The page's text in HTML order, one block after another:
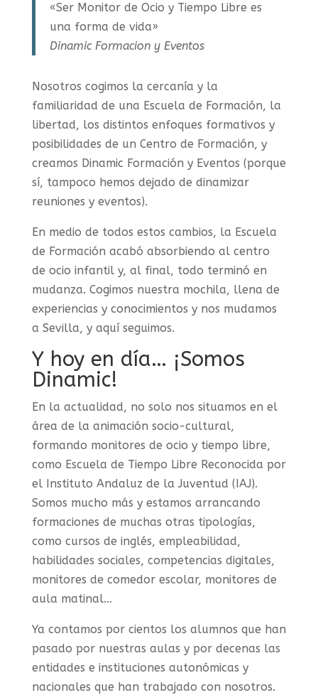
«Ser Monitor de Ocio y Tiempo Libre es
una forma de vida»
Dinamic Formacion y Eventos
Nosotros cogimos la cercanía y la
familiaridad de una Escuela de Formación, la
libertad, los distintos enfoques formativos y
posibilidades de un Centro de Formación, y
creamos Dinamic Formación y Eventos (porque
sí, tampoco hemos dejado de dinamizar
reuniones y eventos).
En medio de todos estos cambios, la Escuela
de Formación acabó absorbiendo al centro
de ocio infantil y, al final, todo terminó en
mudanza. Cogimos nuestra mochila, llena de
experiencias y conocimientos y nos mudamos
a Sevilla, y aquí seguimos.
Y hoy en día… ¡Somos
Dinamic!
En la actualidad, no solo nos situamos en el
área de la animación socio-cultural,
formando monitores de ocio y tiempo libre,
como Escuela de Tiempo Libre Reconocida por
el Instituto Andaluz de la Juventud (IAJ).
Somos mucho más y estamos arrancando
formaciones de muchas otras tipologías,
como cursos de inglés, empleabilidad,
habilidades sociales, competencias digitales,
monitores de comedor escolar, monitores de
aula matinal…
Ya contamos por cientos los alumnos que han
pasado por nuestras aulas y por decenas las
entidades e instituciones autonómicas y
nacionales que han trabajado con nosotros.